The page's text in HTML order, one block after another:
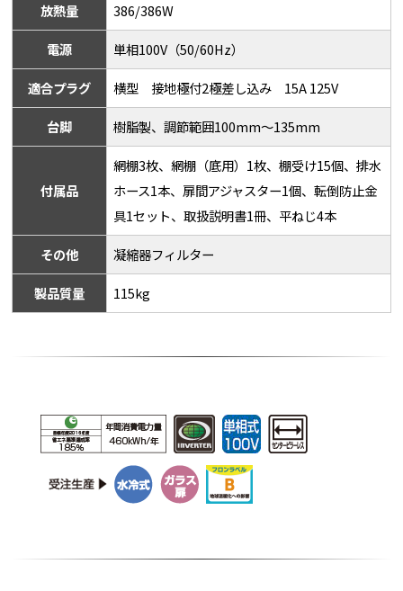
放熱量 386/386W
電源 単相100V（50/60Hz）
適合プラグ 横型 接地極付2極差し込み 15A 125V
台脚 樹脂製、調節範囲100mm～135mm
付属品
網棚3枚、網棚（底用）1枚、棚受け15個、排水
ホース1本、扉間アジャスター1個、転倒防止金
具1セット、取扱説明書1冊、平ねじ4本
その他 凝縮器フィルター
製品質量 115kg